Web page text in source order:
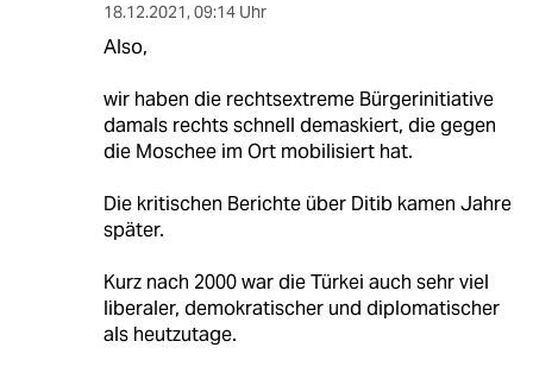
18.12.2021, 09:14 Uhr
Also,
wir haben die rechtsextreme Bürgerinitiative
damals rechts schnell demaskiert, die gegen
die Moschee im Ort mobilisiert hat.
Die kritischen Berichte über Ditib kamen Jahre
später.
Kurz nach 2000 war die Türkei auch sehr viel
liberaler, demokratischer und diplomatischer
als heutzutage.